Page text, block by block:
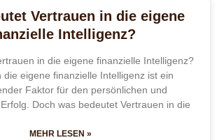
Vertrauen in die eigene
Intelligenz?
in die eigene finanzielle Intelligenz?
die eigene finanzielle Intelligenz ist ein
Faktor für den persönlichen und
Doch was bedeutet Vertrauen in die
MEHR LESEN »